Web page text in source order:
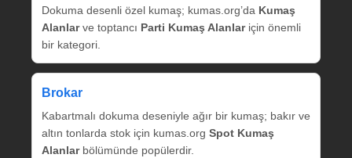
Dokuma desenli özel kumaş; kumas.org’da Kumaş
Alanlarve toptancı Parti Kumaş Alanlariçin önemli
bir kategori.
Brokar
Kabartmalı dokuma deseniyle ağır bir kumaş; bakır ve
altın tonlarda stok için kumas.org Spot Kumaş
Alanlarbölümünde popülerdir.